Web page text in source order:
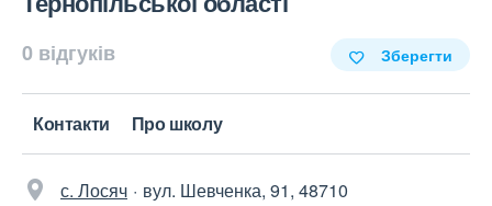
0 відгуків Зберегти
Контакти Про школу
с. Лосяч
вул. Шевченка, 91, 48710